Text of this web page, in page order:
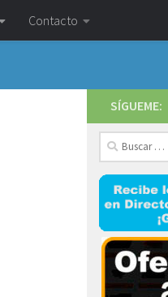
Contacto
SÍGUEME:
Buscar: